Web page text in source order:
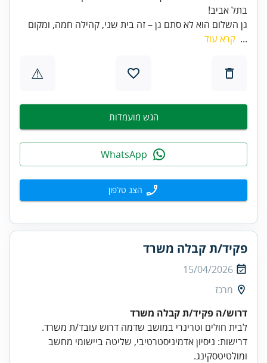
בתל אביב!
גן השלום הוא לא סתם גן – זה בית שני, קהילה חמה, ומקום
... קרא עוד
⚠
הגש מועמדות
הצג טלפון
פקיד/ת קבלה משרד
15/04/2026
מרכז
דרוש/ה פקיד/ת קבלה משרד
דרישות: ניסיון אדמיניסטרטיבי, שליטה ביישומי מחשב
ומולטיטסקינג.